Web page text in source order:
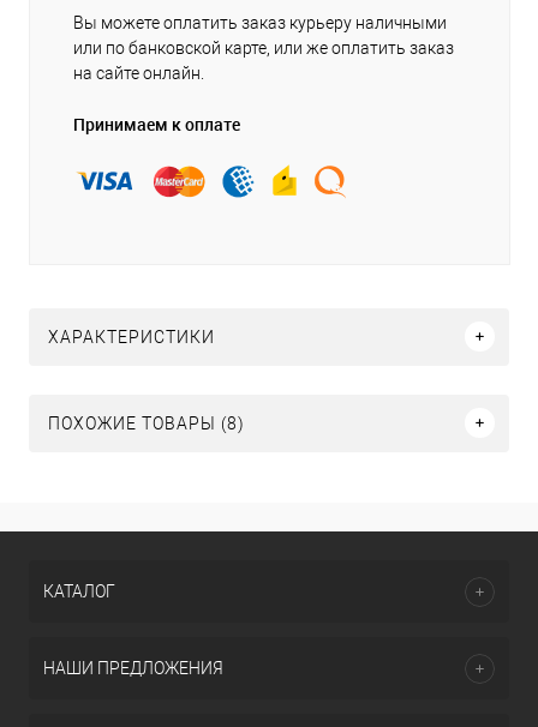
Вы можете оплатить заказ курьеру наличными
или по банковской карте, или же оплатить заказ
на сайте онлайн.
Принимаем к оплате
ХАРАКТЕРИСТИКИ
ПОХОЖИЕ ТОВАРЫ (8)
КАТАЛОГ
НАШИ ПРЕДЛОЖЕНИЯ